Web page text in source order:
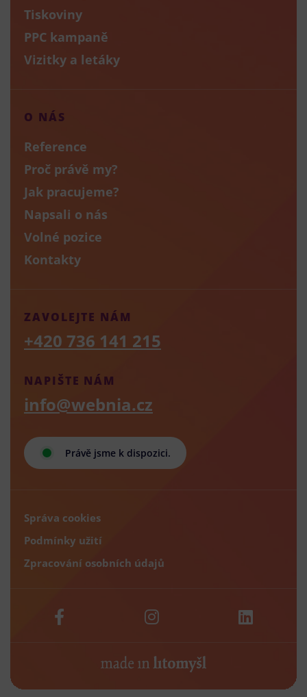
Tiskoviny
PPC kampaně
Vizitky a letáky
O NÁS
Reference
Proč právě my?
Jak pracujeme?
Napsali o nás
Volné pozice
Kontakty
Právě jsme k dispozici.
NAPIŠTE NÁM
info@webnia.cz
ZAVOLEJTE NÁM
+420 736 141 215
Správa cookies
Podmínky užití
Zpracování osobních údajů